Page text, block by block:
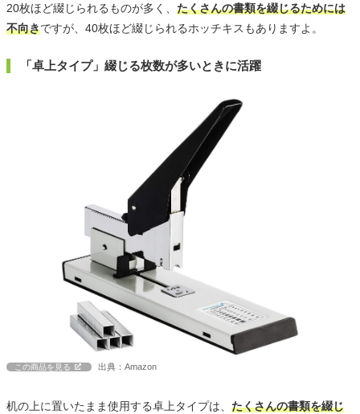
20枚ほど綴じられるものが多く、 たくさんの書類を綴じるためには
不向きですが、40枚ほど綴じられるホッチキスもありますよ。
「卓上タイプ」綴じる枚数が多いときに活躍
この商品を見る 出典：Amazon
机の上に置いたまま使用する卓上タイプは、 たくさんの書類を綴じ